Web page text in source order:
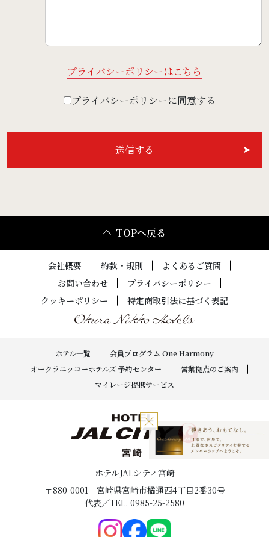
プライバシーポリシーはこちら
プライバシーポリシーに同意する
TOPへ戻る
会社概要 約款・規則
よくあるご質問
お問い合わせ
プライバシーポリシー
クッキーポリシー
特定商取引法に基づく表記
ホテル一覧
会員プログラム One Harmony
オークラニッコーホテルズ 予約センター
営業拠点のご案内
マイレージ提携サービス
ホテルJALシティ宮崎
〒880-0001 宮崎県宮崎市橘通西4丁目2番30号
代表／TEL. 0985-25-2580